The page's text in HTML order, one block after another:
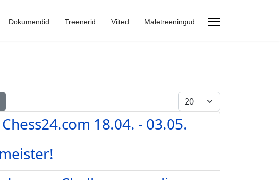
Dokumendid Treenerid Viited Maletreeningud
Näita korraga
18.04. - 03.05.